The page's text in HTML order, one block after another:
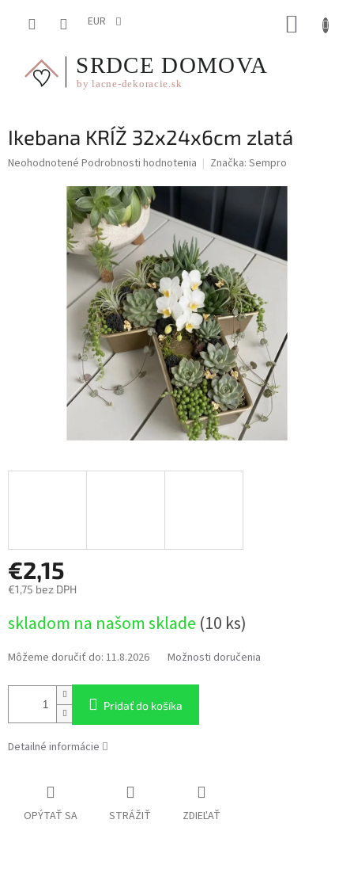
EUR
Ikebana KRÍŽ 32x24x6cm zlatá
Priemerné
Neohodnotené Podrobnosti hodnotenia Značka: Sempro
€2,15
€1,75 bez DPH
cena:
skladom na našom sklade (10 ks)
Môžeme doručiť do: 11.8.2026 Možnosti doručenia
Pridať do košíka
Detailné informácie
OPÝTAŤ SA STRÁŽIŤ ZDIEĽAŤ